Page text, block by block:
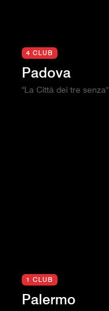
4 CLUB
Padova
"La Città dei tre senza"
1 CLUB
Palermo